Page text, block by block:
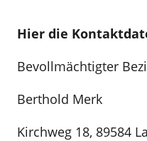
Hier die
Bevollmächtigter
Berthold Merk
Kirchweg 18, 89584